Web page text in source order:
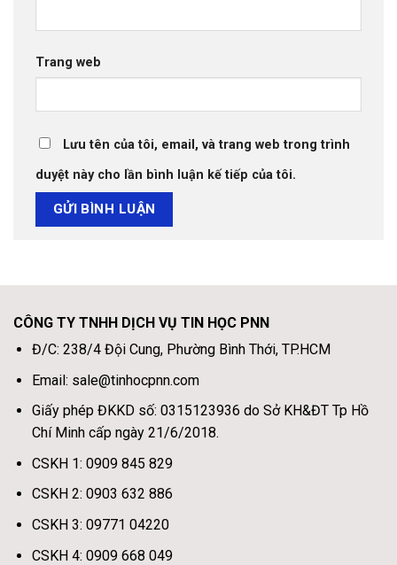
Trang web
Lưu tên của tôi, email, và trang web trong trình
duyệt này cho lần bình luận kế tiếp của tôi.
CÔNG TY TNHH DỊCH VỤ TIN HỌC PNN
Đ/C: 238/4 Đội Cung, Phường Bình Thới, TP.HCM
Email: sale@tinhocpnn.com
Giấy phép ĐKKD số: 0315123936 do Sở KH&ĐT Tp Hồ
Chí Minh cấp ngày 21/6/2018.
CSKH 1: 0909 845 829
CSKH 2: 0903 632 886
CSKH 3: 09771 04220
CSKH 4: 0909 668 049